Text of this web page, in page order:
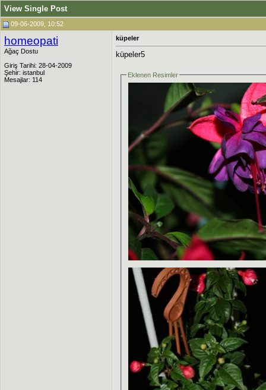
View Single Post
09-06-2009, 10:52
homeopati
Ağaç Dostu
Giriş Tarihi: 28-04-2009
Şehir: istanbul
Mesajlar: 114
küpeler
küpeler5
Eklenen Resimler